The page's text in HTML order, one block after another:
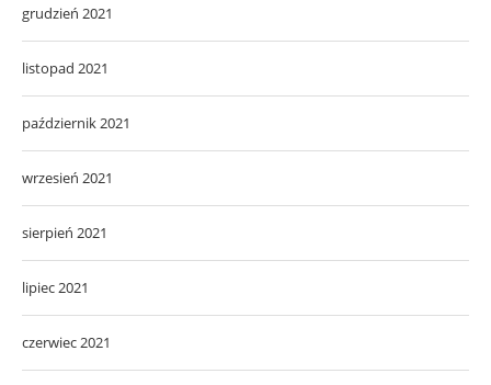
grudzień 2021
listopad 2021
październik 2021
wrzesień 2021
sierpień 2021
lipiec 2021
czerwiec 2021